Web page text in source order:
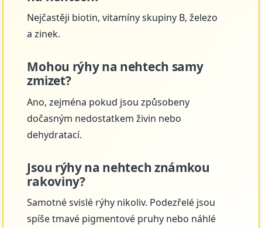
Nejčastěji biotin, vitamíny skupiny B, železo
a zinek.
Mohou rýhy na nehtech samy
zmizet?
Ano, zejména pokud jsou způsobeny
dočasným nedostatkem živin nebo
dehydratací.
Jsou rýhy na nehtech známkou
rakoviny?
Samotné svislé rýhy nikoliv. Podezřelé jsou
spíše tmavé pigmentové pruhy nebo náhlé